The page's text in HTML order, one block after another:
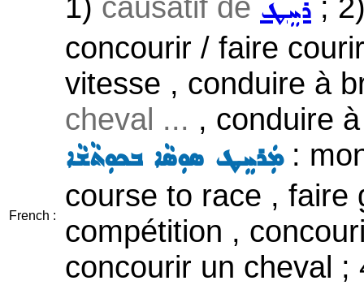
French :
ܪܵܚܸܛ
concourir / faire
vitesse , conduire à
cheval ... , conduire
ܡܲܪܚܸܛ ܣܘܼܣܵܐ ܒܟܘܼܬܵܫܵܐ:
course to race , faire
compétition ,
concourir un cheval